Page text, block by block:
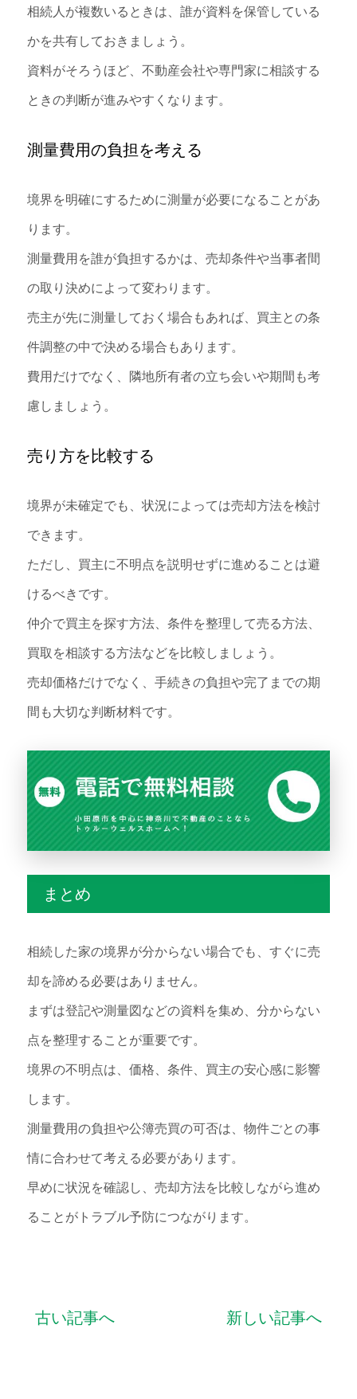
相続人が複数いるときは、誰が資料を保管している
かを共有しておきましょう。
資料がそろうほど、不動産会社や専門家に相談する
ときの判断が進みやすくなります。
測量費用の負担を考える
境界を明確にするために測量が必要になることがあ
ります。
測量費用を誰が負担するかは、売却条件や当事者間
の取り決めによって変わります。
売主が先に測量しておく場合もあれば、買主との条
件調整の中で決める場合もあります。
費用だけでなく、隣地所有者の立ち会いや期間も考
慮しましょう。
売り方を比較する
境界が未確定でも、状況によっては売却方法を検討
できます。
ただし、買主に不明点を説明せずに進めることは避
けるべきです。
仲介で買主を探す方法、条件を整理して売る方法、
買取を相談する方法などを比較しましょう。
売却価格だけでなく、手続きの負担や完了までの期
間も大切な判断材料です。
まとめ
相続した家の境界が分からない場合でも、すぐに売
却を諦める必要はありません。
まずは登記や測量図などの資料を集め、分からない
点を整理することが重要です。
境界の不明点は、価格、条件、買主の安心感に影響
します。
測量費用の負担や公簿売買の可否は、物件ごとの事
情に合わせて考える必要があります。
早めに状況を確認し、売却方法を比較しながら進め
ることがトラブル予防につながります。
古い記事へ 新しい記事へ